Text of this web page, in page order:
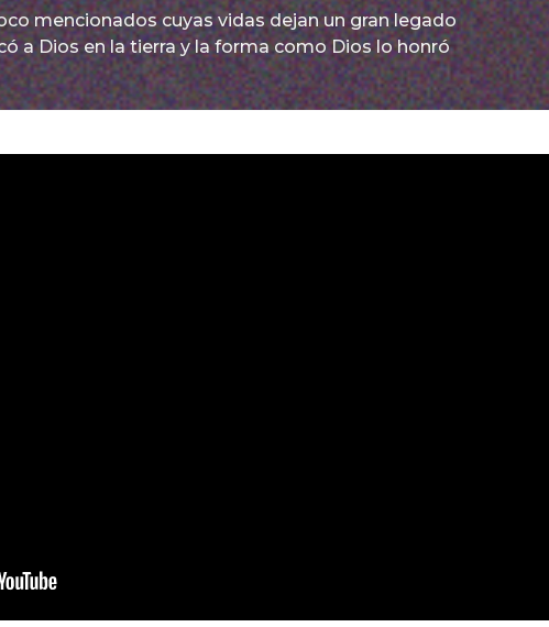
mencionados cuyas vidas dejan un gran legado
a Dios en la tierra y la forma como Dios lo honró